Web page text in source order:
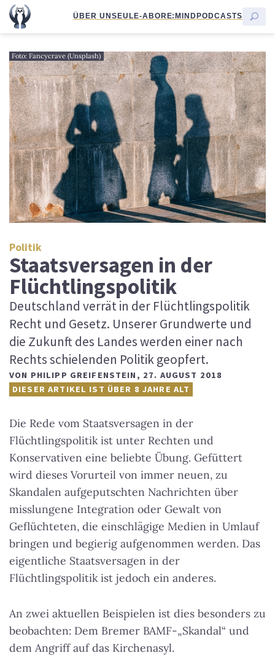
ÜBER UNSEULE-ABORE:MINDPODCASTS
Foto: Fancycrave (Unsplash)
Politik
Staatsversagen in der
Flüchtlingspolitik
Deutschland verrät in der Flüchtlingspolitik
Recht und Gesetz. Unserer Grundwerte und
die Zukunft des Landes werden einer nach
Rechts schielenden Politik geopfert.
VON PHILIPP GREIFENSTEIN , 27. AUGUST 2018
DIESER ARTIKEL IST ÜBER 8 JAHRE ALT
Die Rede vom Staatsversagen in der
Flüchtlingspolitik ist unter Rechten und
Konservativen eine beliebte Übung. Gefüttert
wird dieses Vorurteil von immer neuen, zu
Skandalen aufgeputschten Nachrichten über
misslungene Integration oder Gewalt von
Geflüchteten, die einschlägige Medien in Umlauf
bringen und begierig aufgenommen werden. Das
eigentliche Staatsversagen in der
Flüchtlingspolitik ist jedoch ein anderes.
An zwei aktuellen Beispielen ist dies besonders zu
beobachten: Dem Bremer BAMF-„Skandal“ und
dem Angriff auf das Kirchenasyl.